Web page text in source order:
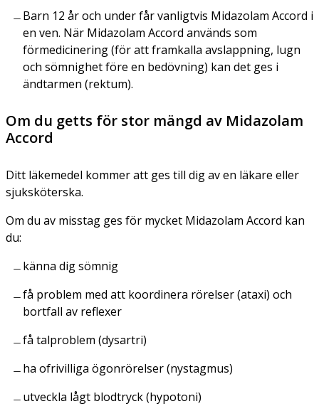
Barn 12 år och under får vanligtvis Midazolam Accord i
en ven. När Midazolam Accord används som
förmedicinering (för att framkalla avslappning, lugn
och sömnighet före en bedövning) kan det ges i
ändtarmen (rektum).
Om du getts för stor mängd av Midazolam
Accord
Ditt läkemedel kommer att ges till dig av en läkare eller
sjuksköterska.
Om du av misstag ges för mycket Midazolam Accord kan
du:
känna dig sömnig
få problem med att koordinera rörelser (ataxi) och
bortfall av reflexer
få talproblem (dysartri)
ha ofrivilliga ögonrörelser (nystagmus)
utveckla lågt blodtryck (hypotoni)